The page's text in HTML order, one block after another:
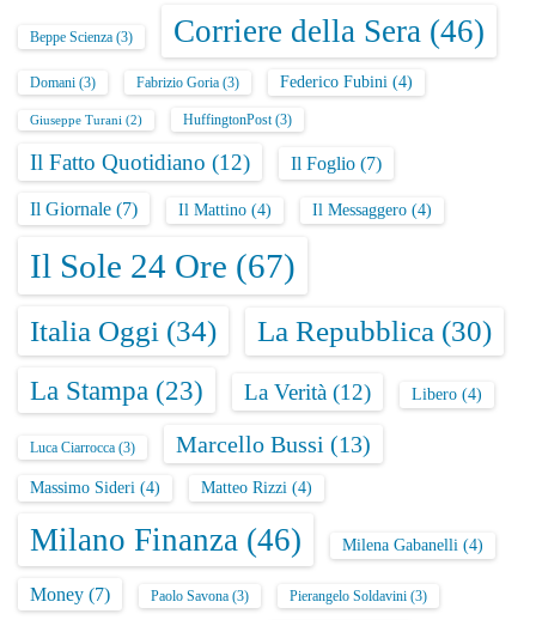
Beppe Scienza (3) Corriere della Sera (46)
Domani (3) Fabrizio Goria (3) Federico Fubini (4)
Giuseppe Turani (2) HuffingtonPost(3)
Il Fatto Quotidiano (12) Il Foglio (7)
Il Giornale (7) Il Mattino (4) Il Messaggero (4)
Il Sole 24 Ore (67)
Italia Oggi (34) La Repubblica (30)
La Stampa (23) La Verità (12) Libero (4)
Luca Ciarrocca (3) Marcello Bussi (13)
Massimo Sideri (4) Matteo Rizzi (4)
Milano Finanza (46) Milena Gabanelli (4)
Money (7) Paolo Savona (3) Pierangelo Soldavini (3)